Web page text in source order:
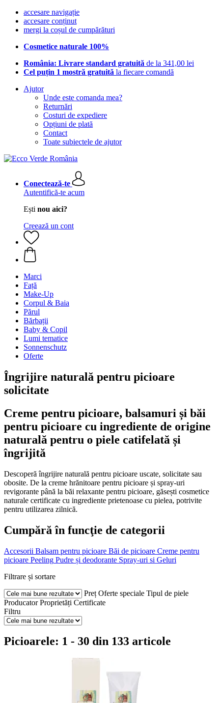
accesare navigație
accesare conținut
mergi la coșul de cumpărături
Cosmetice naturale 100%
România: Livrare standard gratuită de la 341,00 lei
Cel puțin 1 mostră gratuită la fiecare comandă
Ajutor
Unde este comanda mea?
Returnări
Costuri de expediere
Opțiuni de plată
Contact
Toate subiectele de ajutor
Conectează-te
Autentifică-te acum
Ești nou aici?
Creează un cont
Marci
Față
Make-Up
Corpul & Baia
Părul
Bărbații
Baby & Copil
Lumi tematice
Sonnenschutz
Oferte
Îngrijire naturală pentru picioare
solicitate
Creme pentru picioare, balsamuri și băi
pentru picioare cu ingrediente de origine
naturală pentru o piele catifelată și
îngrijită
Descoperă îngrijire naturală pentru picioare uscate, solicitate sau
obosite. De la creme hrănitoare pentru picioare și spray-uri
revigorante până la băi relaxante pentru picioare, găsești cosmetice
naturale certificate cu ingrediente prietenoase cu pielea, potrivite
pentru utilizarea zilnică.
Cumpără în funcţie de categorii
Accesorii Balsam pentru picioare Băi de picioare Creme pentru
picioare Peeling Pudre și deodorante Spray-uri si Geluri
Filtrare și sortare
Preț Oferte speciale Tipul de piele
Producator Proprietăți Certificate
Filtru
Picioarele: 1 - 30 din 133 articole